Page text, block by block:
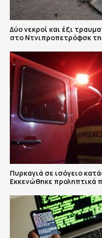
Δύο νεκροί και έξι
στο Ντνιπροπετρόφσκ
Πυρκαγιά σε ισόγειο
Εκκενώθηκε προληπτικά